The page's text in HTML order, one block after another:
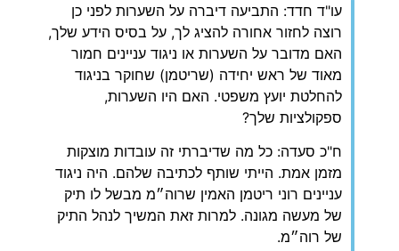
עו"ד חדד: התביעה דיברה על השערות לפני כן
רוצה לחזור אחורה להציג לך, על בסיס הידע שלך,
האם מדובר על השערות או ניגוד עניינים חמור
מאוד של ראש יחידה (שריטמן) שחוקר בניגוד
להחלטת יועץ משפטי. האם היו השערות,
ספקולציות שלך?
‏ח"כ סעדה: כל מה שדיברתי זה עובדות מוצקות
מזמן אמת. הייתי שותף לכתיבה שלהם. היה ניגוד
עניינים רוני ריטמן האמין שרוה״מ מבשל לו תיק
של מעשה מגונה. למרות זאת המשיך לנהל התיק
של רוה״מ.